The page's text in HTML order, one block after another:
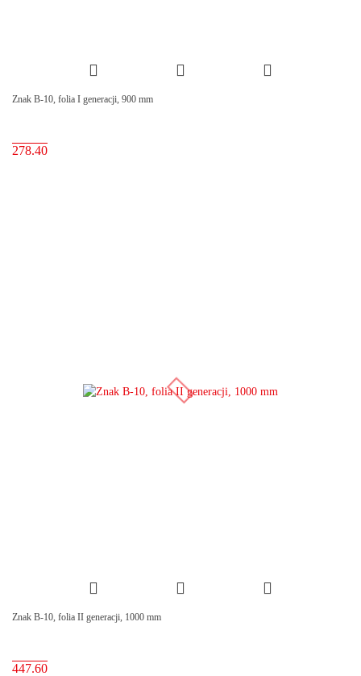
Znak B-10, folia I generacji, 900 mm
278.40
Znak B-10, folia II generacji, 1000 mm
447.60